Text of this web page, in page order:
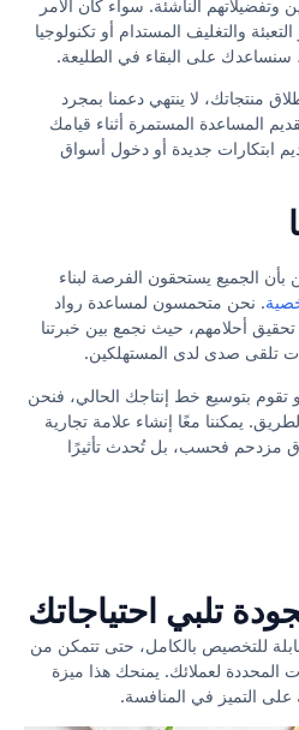
وتفضيلاتهم الناشئة. سواء كان الأمر
والتغليف المستدام أو تكنولوجيا
سنساعدك على البقاء في الطليعة.
منتجاتك، لا ينتهي دعمنا بمجرد
المساعدة المستمرة أثناء قيامك
ابتكارات جديدة أو دخول أسواق
الجميع يستحقون الفرصة لبناء
. نحن متحمسون لمساعدة رواد
أحلامهم، حيث نجمع بين خبرتنا
تلقى صدى لدى المستهلكين.
بتوسيع خط إنتاجك الحالي، فنحن
يمكننا معًا إنشاء علامة تجارية
مزدحم فحسب، بل تُحدث تأثيرًا
تلبي احتياجاتك
للتخصيص بالكامل، حتى تتمكن من
المحددة لعملائك. يمنحك هذا ميزة
التميز في المنافسة.